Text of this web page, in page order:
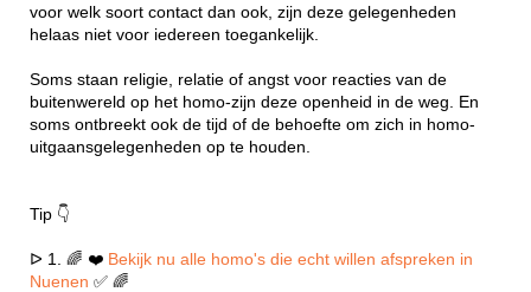
voor welk soort contact dan ook, zijn deze gelegenheden
helaas niet voor iedereen toegankelijk.
Soms staan religie, relatie of angst voor reacties van de
buitenwereld op het homo-zijn deze openheid in de weg. En
soms ontbreekt ook de tijd of de behoefte om zich in homo-
uitgaansgelegenheden op te houden.
Tip 👇
ᐅ 1. 🌈 ❤️ Bekijk nu alle homo's die echt willen afspreken in
Nuenen ✅ 🌈